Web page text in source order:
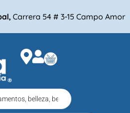
Carrera 54 # 3-15 Campo Amor